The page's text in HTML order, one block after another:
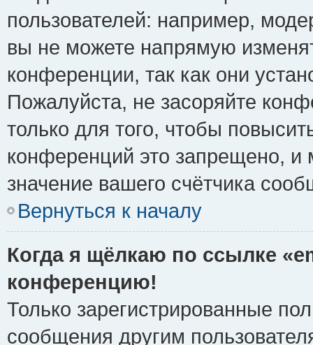
пользователей: например,
вы не можете напрямую
конференции, так как они
Пожалуйста, не засоряйте
только для того, чтобы
конференций это запрещено, и
значение вашего счётчика
Вернуться к началу
Когда я щёлкаю по ссылке
конференцию!
Только зарегистрированные
сообщения другим